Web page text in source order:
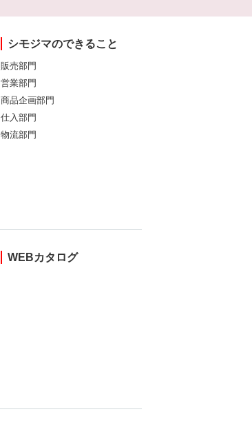
シモジマのできること
販売部門
営業部門
商品企画部門
仕入部門
物流部門
WEBカタログ